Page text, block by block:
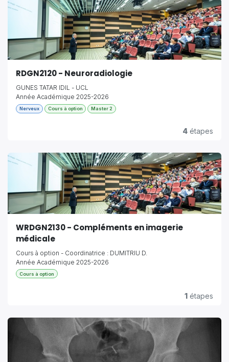
RDGN2120 - Neuroradiologie
GUNES TATAR IDIL - UCL
Année Académique 2025-2026
Nerveux Cours à option Master 2
4 étapes
WRDGN2130 - Compléments en imagerie
médicale
Cours à option - Coordinatrice : DUMITRIU D.
Année Académique 2025-2026
Cours à option
1 étapes